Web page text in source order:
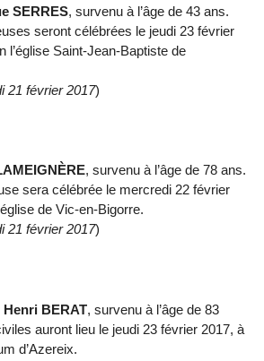
SERRES, survenu à l’âge de 43 ans.
seront célébrées le jeudi 23 février
l’église Saint-Jean-Baptiste de
21 février 2017)
, survenu à l’âge de 78 ans.
sera célébrée le mercredi 22 février
de Vic-en-Bigorre.
21 février 2017)
BERAT, survenu à l’âge de 83
auront lieu le jeudi 23 février 2017, à
d’Azereix.